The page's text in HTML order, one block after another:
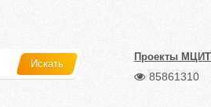
Искать
Проекты
85861310